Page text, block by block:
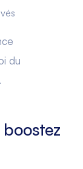
du
boostez